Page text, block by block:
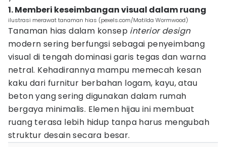
1. Memberi keseimbangan visual dalam ruang
ilustrasi merawat tanaman hias (pexels.com/Matilda Wormwood)
Tanaman hias dalam konsep interior design
modern sering berfungsi sebagai penyeimbang
visual di tengah dominasi garis tegas dan warna
netral. Kehadirannya mampu memecah kesan
kaku dari furnitur berbahan logam, kayu, atau
beton yang sering digunakan dalam rumah
bergaya minimalis. Elemen hijau ini membuat
ruang terasa lebih hidup tanpa harus mengubah
struktur desain secara besar.